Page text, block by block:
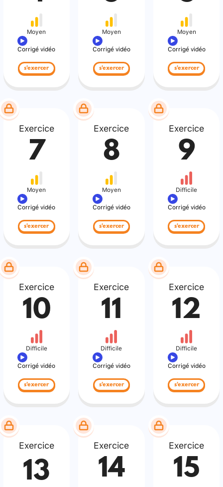
Moyen
Corrigé vidéo
s'exercer
Moyen
Corrigé vidéo
s'exercer
Moyen
Corrigé vidéo
s'exercer
Exercice
7
Moyen
Corrigé vidéo
s'exercer
Exercice
8
Moyen
Corrigé vidéo
s'exercer
Exercice
9
Difficile
Corrigé vidéo
s'exercer
Exercice
10
Difficile
Corrigé vidéo
s'exercer
Exercice
11
Difficile
Corrigé vidéo
s'exercer
Exercice
12
Difficile
Corrigé vidéo
s'exercer
Exercice
13
Exercice
14
Exercice
15